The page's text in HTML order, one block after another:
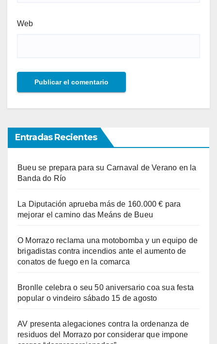
Web
Entradas Recientes
Bueu se prepara para su Carnaval de Verano en la
Banda do Río
La Diputación aprueba más de 160.000 € para
mejorar el camino das Meáns de Bueu
O Morrazo reclama una motobomba y un equipo de
brigadistas contra incendios ante el aumento de
conatos de fuego en la comarca
Bronlle celebra o seu 50 aniversario coa sua festa
popular o vindeiro sábado 15 de agosto
AV presenta alegaciones contra la ordenanza de
residuos del Morrazo por considerar que impone